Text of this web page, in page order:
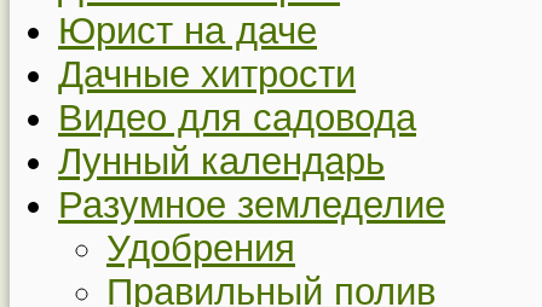
Юрист на даче
Дачные хитрости
Видео для садовода
Лунный календарь
Разумное земледелие
Удобрения
Правильный полив